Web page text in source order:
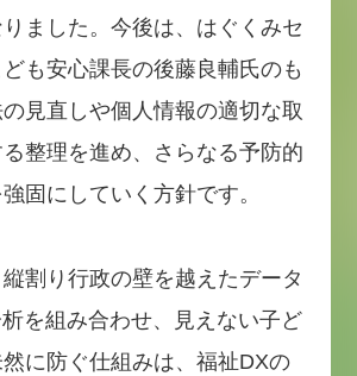
ました。今後は、はぐくみセ
も安心課長の後藤良輔氏のも
見直しや個人情報の適切な取
整理を進め、さらなる予防的
固にしていく方針です。
割り行政の壁を越えたデータ
を組み合わせ、見えない子ど
に防ぐ仕組みは、福祉DXの